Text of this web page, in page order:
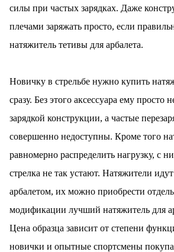
силы при частых зарядках. Даже
плечами заряжать просто, если
натяжитель тетивы для арбалета.
Новичку в стрельбе нужно купить
сразу. Без этого аксессуара ему просто
зарядкой конструкции, а частые
совершенно недоступны. Кроме того
равномерно распределить нагрузку, с
стрелка не так устают. Натяжители
арбалетом, их можно приобрести
модификации лучший натяжитель для
Цена образца зависит от степени
новички и опытные спортсмены